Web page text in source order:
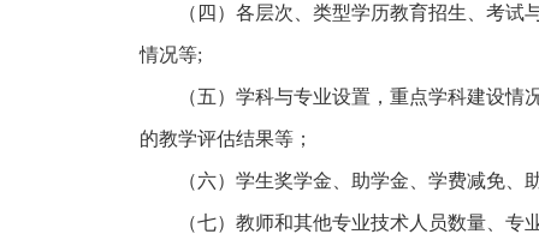
（四）各层次、类型学历教育招生、考试与
情况等;
（五）学科与专业设置，重点学科建设情况
的教学评估结果等；
（六）学生奖学金、助学金、学费减免、
（七）教师和其他专业技术人员数量、专业